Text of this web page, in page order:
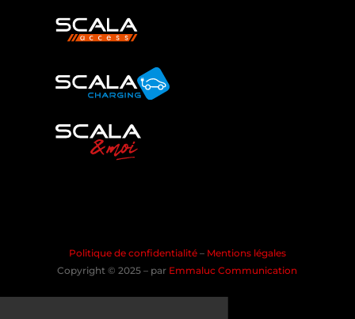
Politique de confidentialité – Mentions légales
Copyright © 2025 – par Emmaluc Communication